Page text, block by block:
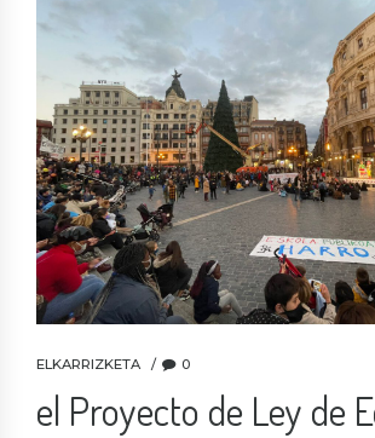
ELKARRIZKETA 0
el Proyecto de Ley de